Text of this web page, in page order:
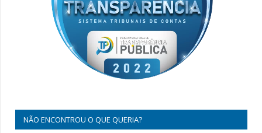
NÃO ENCONTROU O QUE QUERIA?